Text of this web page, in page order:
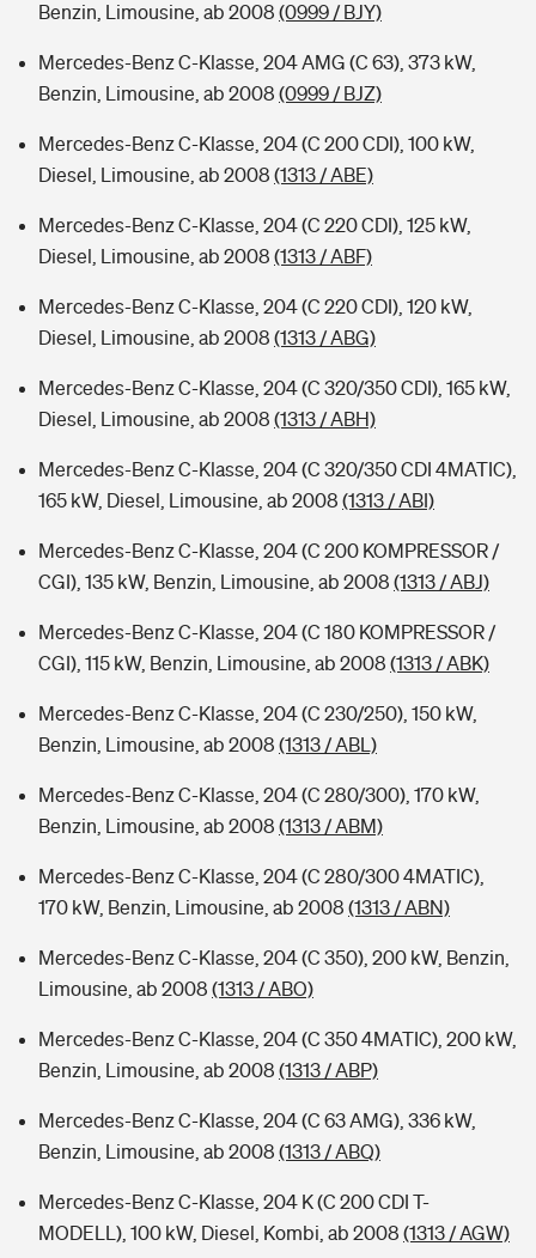
Benzin, Limousine, ab 2008 (0999 / BJY)
Mercedes-Benz C-Klasse, 204 AMG (C 63), 373 kW,
Benzin, Limousine, ab 2008 (0999 / BJZ)
Mercedes-Benz C-Klasse, 204 (C 200 CDI), 100 kW,
Diesel, Limousine, ab 2008 (1313 / ABE)
Mercedes-Benz C-Klasse, 204 (C 220 CDI), 125 kW,
Diesel, Limousine, ab 2008 (1313 / ABF)
Mercedes-Benz C-Klasse, 204 (C 220 CDI), 120 kW,
Diesel, Limousine, ab 2008 (1313 / ABG)
Mercedes-Benz C-Klasse, 204 (C 320/350 CDI), 165 kW,
Diesel, Limousine, ab 2008 (1313 / ABH)
Mercedes-Benz C-Klasse, 204 (C 320/350 CDI 4MATIC),
165 kW, Diesel, Limousine, ab 2008 (1313 / ABI)
Mercedes-Benz C-Klasse, 204 (C 200 KOMPRESSOR /
CGI), 135 kW, Benzin, Limousine, ab 2008 (1313 / ABJ)
Mercedes-Benz C-Klasse, 204 (C 180 KOMPRESSOR /
CGI), 115 kW, Benzin, Limousine, ab 2008 (1313 / ABK)
Mercedes-Benz C-Klasse, 204 (C 230/250), 150 kW,
Benzin, Limousine, ab 2008 (1313 / ABL)
Mercedes-Benz C-Klasse, 204 (C 280/300), 170 kW,
Benzin, Limousine, ab 2008 (1313 / ABM)
Mercedes-Benz C-Klasse, 204 (C 280/300 4MATIC),
170 kW, Benzin, Limousine, ab 2008 (1313 / ABN)
Mercedes-Benz C-Klasse, 204 (C 350), 200 kW, Benzin,
Limousine, ab 2008 (1313 / ABO)
Mercedes-Benz C-Klasse, 204 (C 350 4MATIC), 200 kW,
Benzin, Limousine, ab 2008 (1313 / ABP)
Mercedes-Benz C-Klasse, 204 (C 63 AMG), 336 kW,
Benzin, Limousine, ab 2008 (1313 / ABQ)
Mercedes-Benz C-Klasse, 204 K (C 200 CDI T-
MODELL), 100 kW, Diesel, Kombi, ab 2008 (1313 / AGW)